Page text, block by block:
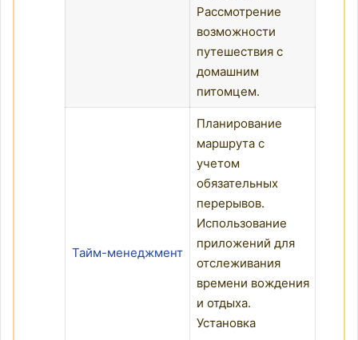
Рассмотрение
возможности
путешествия с
домашним
питомцем.
Тайм-менеджмент
Планирование
маршрута с
учетом
обязательных
перерывов.
Использование
приложений для
отслеживания
времени вождения
и отдыха.
Установка